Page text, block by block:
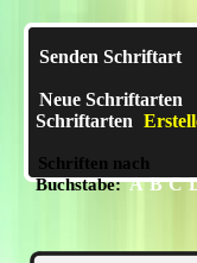
Senden Schriftart
Neue Schriftarten
Schriftarten
Schriften nach
Buchstabe:A B C